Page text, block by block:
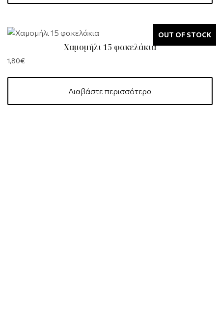
OUT OF STOCK
Χαμομήλι 15 φακελάκια
1,80€
Διαβάστε περισσότερα